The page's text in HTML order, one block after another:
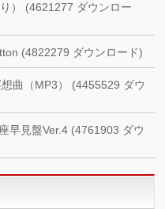
） (4621277 ダウンロー
(4822279 ダウンロード)
曲（MP3） (4455529 ダウ
早見盤Ver.4 (4761903 ダウ